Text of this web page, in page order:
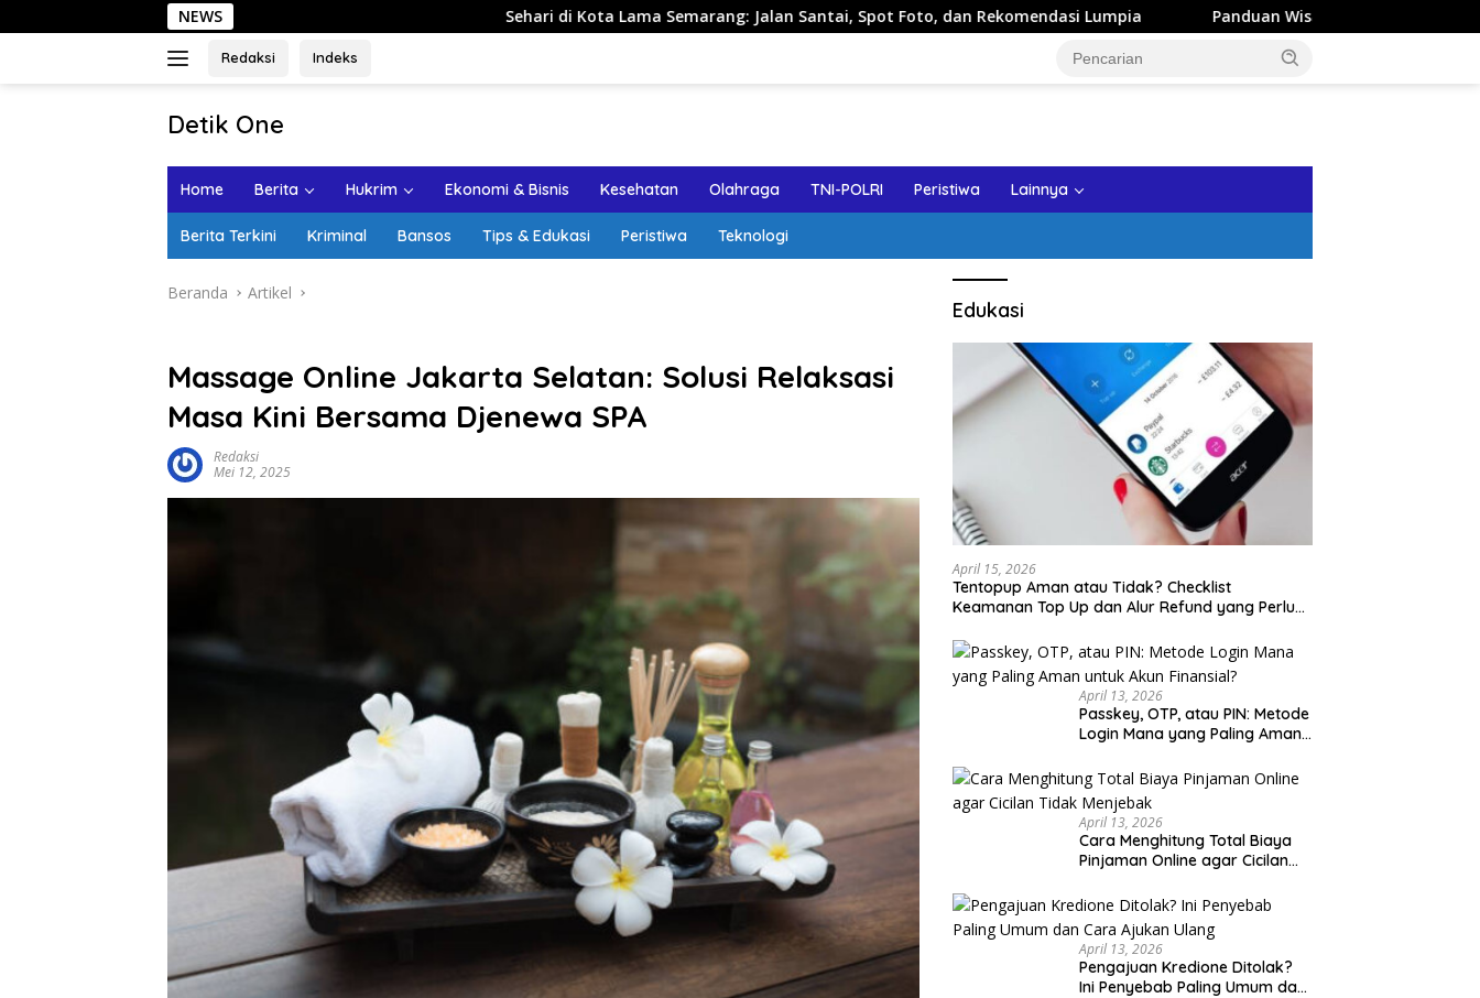
ke
NEWS Sehari di Kota Lama Semarang: Jalan Santai, Spot Foto, dan Rekomendasi Lumpia Panduan Wisata Keluarga ke Kota Batu: Itinerary
Redaksi Indeks
Detik One
Ungkap
Home Berita Hukrim Ekonomi & Bisnis Kesehatan Olahraga TNI-POLRI Peristiwa Lainnya
Berita Terkini Kriminal Bansos Tips & Edukasi Peristiwa Teknologi
Beranda Artikel
Massage Online Jakarta Selatan: Solusi Relaksasi
Masa Kini Bersama Djenewa SPA
Redaksi
Mei 12, 2025
Edukasi
April 15, 2026
Tentopup Aman atau Tidak? Checklist
Keamanan Top Up dan Alur Refund yang Perlu
April 13, 2026
Passkey, OTP, atau PIN: Metode
Login Mana yang Paling Aman
April 13, 2026
Cara Menghitung Total Biaya
Pinjaman Online agar Cicilan
April 13, 2026
Pengajuan Kredione Ditolak?
Ini Penyebab Paling Umum dan